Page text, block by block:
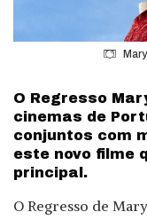
O Regresso
cinemas de
conjuntos com
este novo filme
principal.
O Regresso de